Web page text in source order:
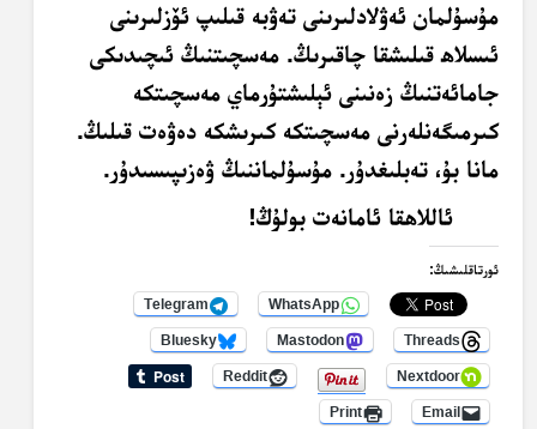
مۇسۇلمان ئەۋلادلىرىنى تەۋبە قىلىپ ئۆزلىرىنى
ئىسلاھ قىلىشقا چاقىرىڭ. مەسچىتنىڭ ئىچىدىكى
جامائەتنىڭ زەنىنى ئېلىشتۇرماي مەسچىتكە
كىرمىگەنلەرنى مەسچىتكە كىرىشكە دەۋەت قىلىڭ.
مانا بۇ، تەبلىغدۇر. مۇسۇلماننىڭ ۋەزىپىسىدۇر.
ئاللاھقا ئامانەت بولۇڭ!
ئورتاقلىشىڭ:
WhatsApp
Telegram
Threads
Mastodon
Bluesky
Nextdoor
Reddit
Email
Print